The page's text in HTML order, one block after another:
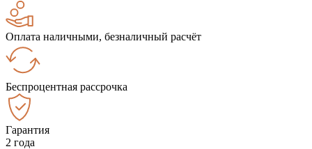
Оплата наличными, безналичный расчёт
Беспроцентная рассрочка
Гарантия
2 года